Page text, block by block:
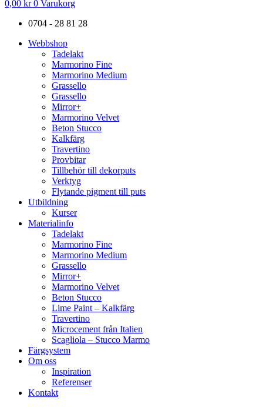
0,00 kr 0 Varukorg
0704 - 28 81 28
Webbshop
Tadelakt
Marmorino Fine
Marmorino Medium
Grassello
Grassello
Mirror+
Marmorino Velvet
Beton Stucco
Kalkfärg
Travertino
Provbitar
Tillbehör till dekorputs
Verktyg
Flytande pigment till puts
Utbildning
Kurser
Materialinfo
Tadelakt
Marmorino Fine
Marmorino Medium
Grassello
Mirror+
Marmorino Velvet
Beton Stucco
Lime Paint – Kalkfärg
Travertino
Microcement från Italien
Scagliola – Stucco Marmo
Färgsystem
Om oss
Inspiration
Referenser
Kontakt